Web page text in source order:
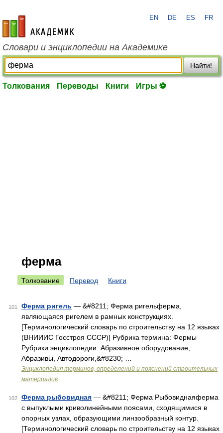
academic.ru
EN DE ES FR
Словари и энциклопедии на Академике
Найти!
Толкования Переводы Книги Игры ⚽
ферма
Толкование Перевод Книги
101 Ферма ригель — &#8211; Ферма ригельферма,
являющаяся ригелем в рамных конструкциях.
[Терминологический словарь по строительству на 12 языках
(ВНИИИС Госстроя СССР)] Рубрика термина: Фермы
Рубрики энциклопедии: Абразивное оборудование,
Абразивы, Автодороги,&#8230; …
Энциклопедия терминов, определений и пояснений строительных
материалов
102 Ферма рыбовидная — &#8211; Ферма Рыбовиднаяферма
с выпуклыми криволинейными поясами, сходящимися в
опорных узлах, образующими линзообразный контур.
[Терминологический словарь по строительству на 12 языках